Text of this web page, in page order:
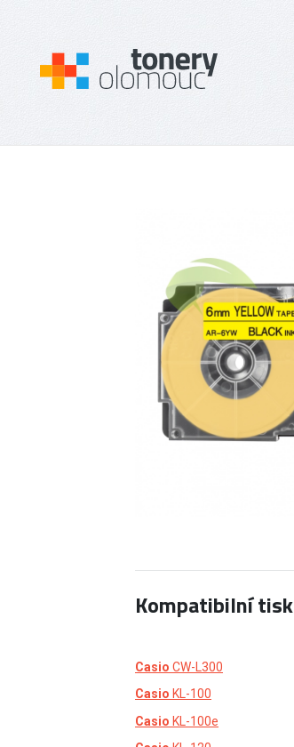
Kompatibilní
Casio CW-L300
Casio KL-100
Casio KL-100e